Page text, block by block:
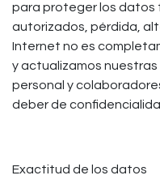
para proteger los datos
autorizados, pérdida,
Internet no es
y actualizamos nuestras
personal y
deber de
Exactitud de los datos